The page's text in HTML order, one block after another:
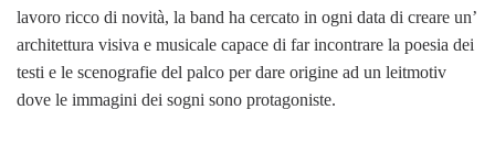
lavoro ricco di novità, la band ha cercato in ogni data di creare un’
architettura visiva e musicale capace di far incontrare la poesia dei
testi e le scenografie del palco per dare origine ad un leitmotiv
dove le immagini dei sogni sono protagoniste.